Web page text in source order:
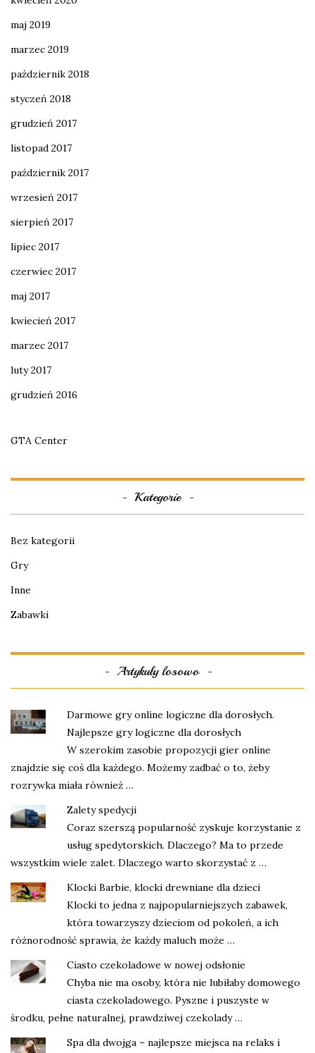
maj 2019
marzec 2019
październik 2018
styczeń 2018
grudzień 2017
listopad 2017
październik 2017
wrzesień 2017
sierpień 2017
lipiec 2017
czerwiec 2017
maj 2017
kwiecień 2017
marzec 2017
luty 2017
grudzień 2016
GTA Center
Kategorie
Bez kategorii
Gry
Inne
Zabawki
Artykuły losowo
Darmowe gry online logiczne dla dorosłych.
Najlepsze gry logiczne dla dorosłych
W szerokim zasobie propozycji gier online
znajdzie się coś dla każdego. Możemy zadbać o to, żeby
rozrywka miała również …
Zalety spedycji
Coraz szerszą popularność zyskuje korzystanie z
usług spedytorskich. Dlaczego? Ma to przede
wszystkim wiele zalet. Dlaczego warto skorzystać z …
Klocki Barbie, klocki drewniane dla dzieci
Klocki to jedna z najpopularniejszych zabawek,
która towarzyszy dzieciom od pokoleń, a ich
różnorodność sprawia, że każdy maluch może …
Ciasto czekoladowe w nowej odsłonie
Chyba nie ma osoby, która nie lubiłaby domowego
ciasta czekoladowego. Pyszne i puszyste w
środku, pełne naturalnej, prawdziwej czekolady …
Spa dla dwojga – najlepsze miejsca na relaks i